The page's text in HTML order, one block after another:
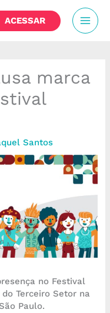
ACESSAR
marca
Santos
no Festival
Terceiro Setor na
Paulo.